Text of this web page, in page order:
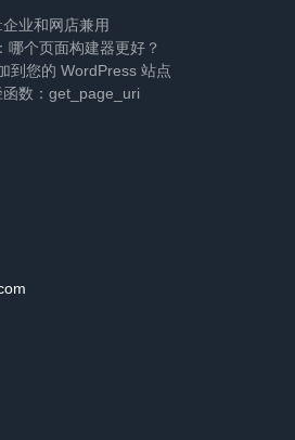
业和网店兼用
个页面构建器更好？
到您的 WordPress 站点
数：get_page_uri